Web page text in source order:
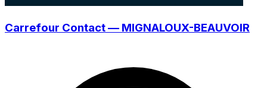
Carrefour Contact — MIGNALOUX-BEAUVOIR